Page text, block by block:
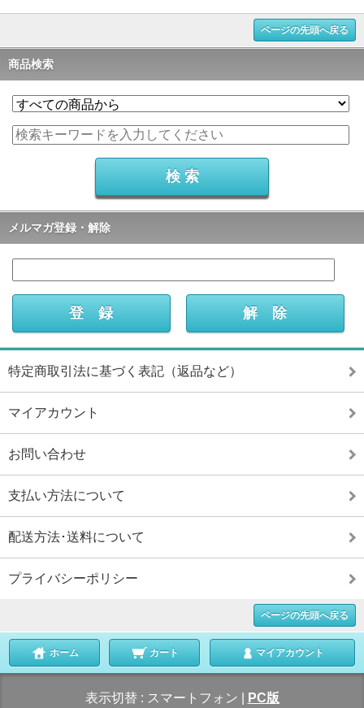
ページの先頭へ戻る
商品検索
メルマガ登録・解除
特定商取引法に基づく表記（返品など）
マイアカウント
お問い合わせ
支払い方法について
配送方法･送料について
プライバシーポリシー
ページの先頭へ戻る
ホーム カート マイアカウント
表示切替 : スマートフォン PC版